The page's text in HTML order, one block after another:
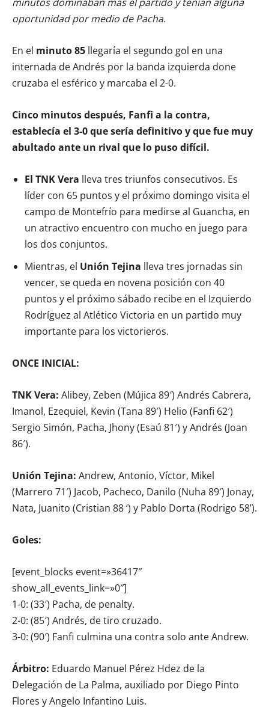
oportunidad por medio de Pacha.
En el minuto 85 llegaría el segundo gol en una
internada de Andrés por la banda izquierda done
cruzaba el esférico y marcaba el 2-0.
Cinco minutos después, Fanfi a la contra,
establecía el 3-0 que sería definitivo y que fue muy
abultado ante un rival que lo puso difícil.
El TNK Vera lleva tres triunfos consecutivos. Es
líder con 65 puntos y el próximo domingo visita el
campo de Montefrío para medirse al Guancha, en
un atractivo encuentro con mucho en juego para
los dos conjuntos.
Mientras, el Unión Tejina lleva tres jornadas sin
vencer, se queda en novena posición con 40
puntos y el próximo sábado recibe en el Izquierdo
Rodríguez al Atlético Victoria en un partido muy
importante para los victorieros.
ONCE INICIAL:
TNK Vera: Alibey, Zeben (Mújica 89′) Andrés Cabrera,
Imanol, Ezequiel, Kevin (Tana 89′) Helio (Fanfi 62′)
Sergio Simón, Pacha, Jhony (Esaú 81′) y Andrés (Joan
86′).
Unión Tejina: Andrew, Antonio, Víctor, Mikel
(Marrero 71′) Jacob, Pacheco, Danilo (Nuha 89′) Jonay,
Nata, Juanito (Cristian 88 ‘) y Pablo Dorta (Rodrigo 58’).
Goles:
[event_blocks event=»36417″
show_all_events_link=»0″]
1-0: (33′) Pacha, de penalty.
2-0: (85′) Andrés, de tiro cruzado.
3-0: (90′) Fanfi culmina una contra solo ante Andrew.
Árbitro: Eduardo Manuel Pérez Hdez de la
Delegación de La Palma, auxiliado por Diego Pinto
Flores y Angelo Infantino Luis.